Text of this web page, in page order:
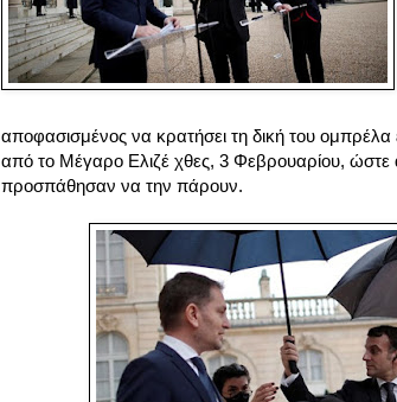
αποφασισμένος να κρατήσει τη δική του
από το Μέγαρο Ελιζέ χθες, 3 Φεβρουαρίου, ώστε
προσπάθησαν να την πάρουν.